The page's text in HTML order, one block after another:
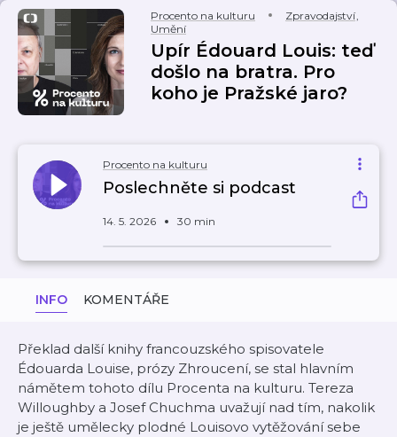
Procento na kulturu Zpravodajství,
Umění
Upír Édouard Louis: teď
došlo na bratra. Pro
koho je Pražské jaro?
Procento na kulturu
Poslechněte si podcast
14. 5. 2026 30 min
INFO KOMENTÁŘE
Překlad další knihy francouzského spisovatele
Édouarda Louise, prózy Zhroucení, se stal hlavním
námětem tohoto dílu Procenta na kulturu. Tereza
Willoughby a Josef Chuchma uvažují nad tím, nakolik
je ještě umělecky plodné Louisovo vytěžování sebe